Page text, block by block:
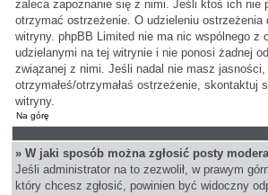
zaleca zapoznanie się z nimi. Jeśli ktoś ich nie
otrzymać ostrzeżenie. O udzieleniu ostrzeżenia
witryny. phpBB Limited nie ma nic wspólnego z
udzielanymi na tej witrynie i nie ponosi żadnej
związanej z nimi. Jeśli nadal nie masz jasności,
otrzymałeś/otrzymałaś ostrzeżenie, skontaktuj
witryny.
Na górę
» W jaki sposób można zgłosić posty
Jeśli administrator na to zezwolił, w prawym
który chcesz zgłosić, powinien być widoczny